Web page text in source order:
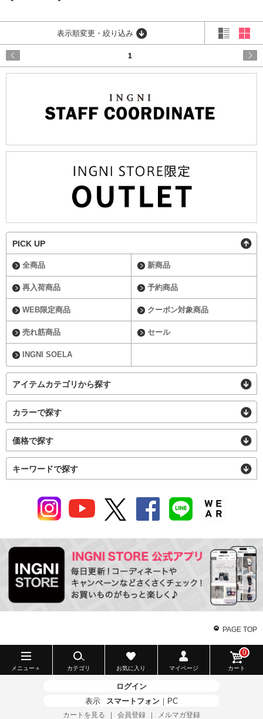
表示順変更・絞り込み
1
PICK UP
全商品 新商品
再入荷商品 予約商品
WEB限定商品 クーポン対象商品
売れ筋商品 セール
INGNI SOELA
アイテムカテゴリから探す
カラーで探す
価格で探す
キーワードで探す
PAGE TOP
メニュー＋ カテゴリ お気に入り マイページ カート
0
ログイン
表示
スマートフォン ｜ PC
カートを見る ｜ 会員登録 ｜ メルマガ登録